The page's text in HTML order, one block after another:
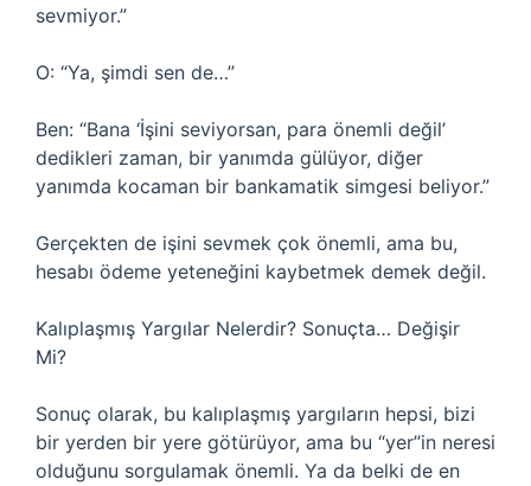
sevmiyor.”
O: “Ya, şimdi sen de…”
Ben: “Bana ‘İşini seviyorsan, para önemli değil’
dedikleri zaman, bir yanımda gülüyor, diğer
yanımda kocaman bir bankamatik simgesi beliyor.”
Gerçekten de işini sevmek çok önemli, ama bu,
hesabı ödeme yeteneğini kaybetmek demek değil.
Kalıplaşmış Yargılar Nelerdir? Sonuçta… Değişir
Mi?
Sonuç olarak, bu kalıplaşmış yargıların hepsi, bizi
bir yerden bir yere götürüyor, ama bu “yer”in neresi
olduğunu sorgulamak önemli. Ya da belki de en